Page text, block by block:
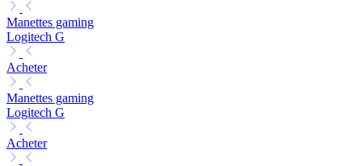
Manettes gaming
Logitech G
Acheter
Manettes gaming
Logitech G
Acheter